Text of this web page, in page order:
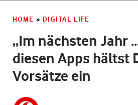
HOME » DIGITAL LIFE
„Im nächsten Jahr
diesen Apps hältst
Vorsätze ein